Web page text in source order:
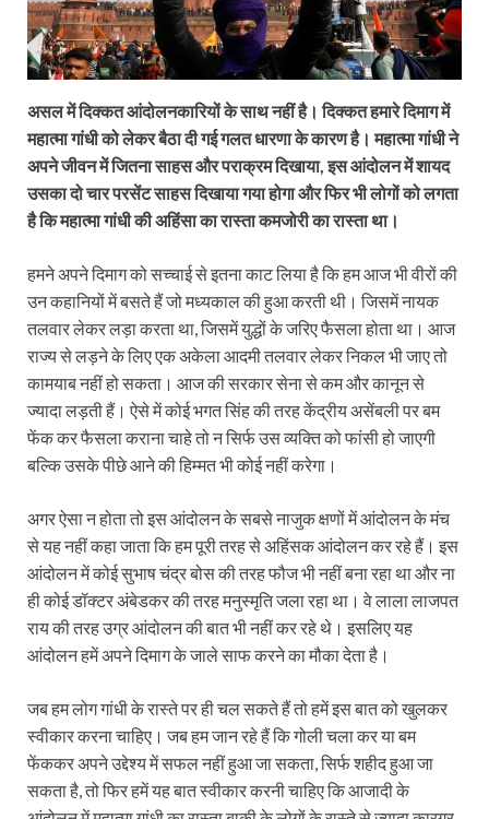
असल में दिक्कत आंदोलनकारियों के साथ नहीं है। दिक्कत हमारे दिमाग में
महात्मा गांधी को लेकर बैठा दी गई गलत धारणा के कारण है। महात्मा गांधी ने
अपने जीवन में जितना साहस और पराक्रम दिखाया, इस आंदोलन में शायद
उसका दो चार परसेंट साहस दिखाया गया होगा और फिर भी लोगों को लगता
है कि महात्मा गांधी की अहिंसा का रास्ता कमजोरी का रास्ता था।
हमने अपने दिमाग को सच्चाई से इतना काट लिया है कि हम आज भी वीरों की
उन कहानियों में बसते हैं जो मध्यकाल की हुआ करती थी। जिसमें नायक
तलवार लेकर लड़ा करता था, जिसमें युद्धों के जरिए फैसला होता था। आज
राज्य से लड़ने के लिए एक अकेला आदमी तलवार लेकर निकल भी जाए तो
कामयाब नहीं हो सकता। आज की सरकार सेना से कम और कानून से
ज्यादा लड़ती हैं। ऐसे में कोई भगत सिंह की तरह केंद्रीय असेंबली पर बम
फेंक कर फैसला कराना चाहे तो न सिर्फ उस व्यक्ति को फांसी हो जाएगी
बल्कि उसके पीछे आने की हिम्मत भी कोई नहीं करेगा।
अगर ऐसा न होता तो इस आंदोलन के सबसे नाजुक क्षणों में आंदोलन के मंच
से यह नहीं कहा जाता कि हम पूरी तरह से अहिंसक आंदोलन कर रहे हैं। इस
आंदोलन में कोई सुभाष चंद्र बोस की तरह फौज भी नहीं बना रहा था और ना
ही कोई डॉक्टर अंबेडकर की तरह मनुस्मृति जला रहा था। वे लाला लाजपत
राय की तरह उग्र आंदोलन की बात भी नहीं कर रहे थे। इसलिए यह
आंदोलन हमें अपने दिमाग के जाले साफ करने का मौका देता है।
जब हम लोग गांधी के रास्ते पर ही चल सकते हैं तो हमें इस बात को खुलकर
स्वीकार करना चाहिए। जब हम जान रहे हैं कि गोली चला कर या बम
फेंककर अपने उद्देश्य में सफल नहीं हुआ जा सकता, सिर्फ शहीद हुआ जा
सकता है, तो फिर हमें यह बात स्वीकार करनी चाहिए कि आजादी के